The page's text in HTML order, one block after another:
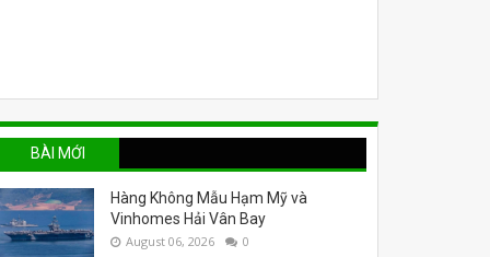
BÀI MỚI
Hàng Không Mẫu Hạm Mỹ và
Vinhomes Hải Vân Bay
August 06, 2026 0